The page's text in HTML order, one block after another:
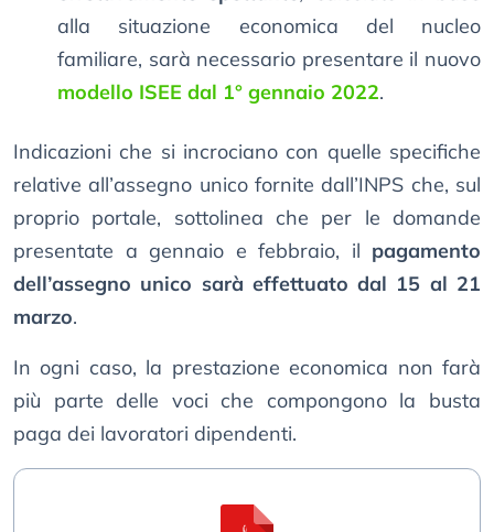
alla situazione economica del nucleo
familiare, sarà necessario presentare il nuovo
modello ISEE dal 1° gennaio 2022.
Indicazioni che si incrociano con quelle specifiche
relative all’assegno unico fornite dall’INPS che, sul
proprio portale, sottolinea che per le domande
presentate a gennaio e febbraio, il pagamento
dell’assegno unico sarà effettuato dal 15 al 21
marzo.
In ogni caso, la prestazione economica non farà
più parte delle voci che compongono la busta
paga dei lavoratori dipendenti.